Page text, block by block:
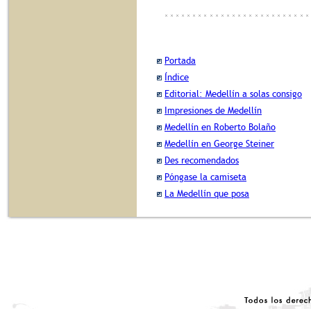
Portada
Índice
Editorial: Medellín a solas consigo
Impresiones de Medellín
Medellín en Roberto Bolaño
Medellín en George Steiner
Des recomendados
Póngase la camiseta
La Medellín que posa